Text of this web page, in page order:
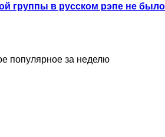
группы в русском рэпе не
популярное за неделю